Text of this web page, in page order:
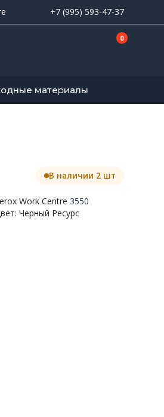
+7 (995) 593-47-37
0
материалы
Work Centre3550
Черный Ресурс
В наличии 2 шт